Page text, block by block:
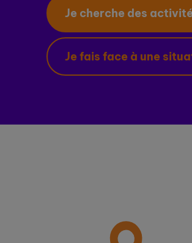
Je cherche des
Je fais face à une